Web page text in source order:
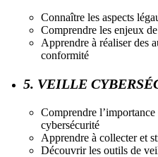
Connaître les aspects
Comprendre les enjeux
Apprendre à réaliser des
conformité
5. VEILLE
Comprendre
cybersécurité
Apprendre à collecter et
Découvrir les outils de